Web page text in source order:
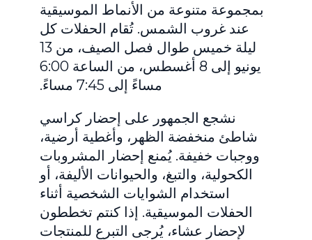
بمجموعة متنوعة من الأنماط الموسيقية
عند غروب الشمس. تُقام الحفلات كل
ليلة خميس طوال فصل الصيف، من 13
يونيو إلى 8 أغسطس، من الساعة 6:00
مساءً إلى 7:45 مساءً.
نشجع الجمهور على إحضار كراسي
شاطئ منخفضة الظهر، وأغطية أرضية،
ووجبات خفيفة. يُمنع إحضار المشروبات
الكحولية، والتبغ، والحيوانات الأليفة، أو
استخدام الشوايات الشخصية أثناء
الحفلات الموسيقية. إذا كنتم تخططون
لإحضار عشاء، يُرجى التبرع للمنتجات